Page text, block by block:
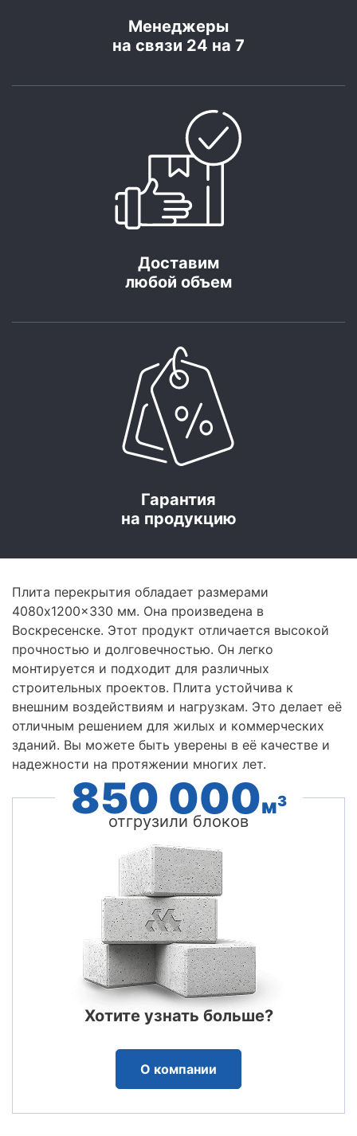
Менеджеры
на связи 24 на 7
Доставим
любой объем
Гарантия
на продукцию
Плита перекрытия обладает размерами
4080x1200x330 мм. Она произведена в
Воскресенске. Этот продукт отличается высокой
прочностью и долговечностью. Он легко
монтируется и подходит для различных
строительных проектов. Плита устойчива к
внешним воздействиям и нагрузкам. Это делает её
отличным решением для жилых и коммерческих
зданий. Вы можете быть уверены в её качестве и
надежности на протяжении многих лет.
850 000м3
отгрузили блоков
Хотите узнать больше?
О компании